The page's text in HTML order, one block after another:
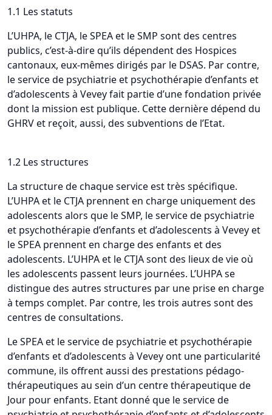
1.1 Les statuts
L’UHPA, le CTJA, le SPEA et le SMP sont des centres
publics, c’est-à-dire qu’ils dépendent des Hospices
cantonaux, eux-mêmes dirigés par le DSAS. Par contre,
le service de psychiatrie et psychothérapie d’enfants et
d’adolescents à Vevey fait partie d’une fondation privée
dont la mission est publique. Cette dernière dépend du
GHRV et reçoit, aussi, des subventions de l’Etat.
1.2 Les structures
La structure de chaque service est très spécifique.
L’UHPA et le CTJA prennent en charge uniquement des
adolescents alors que le SMP, le service de psychiatrie
et psychothérapie d’enfants et d’adolescents à Vevey et
le SPEA prennent en charge des enfants et des
adolescents. L’UHPA et le CTJA sont des lieux de vie où
les adolescents passent leurs journées. L’UHPA se
distingue des autres structures par une prise en charge
à temps complet. Par contre, les trois autres sont des
centres de consultations.
Le SPEA et le service de psychiatrie et psychothérapie
d’enfants et d’adolescents à Vevey ont une particularité
commune, ils offrent aussi des prestations pédago-
thérapeutiques au sein d’un centre thérapeutique de
Jour pour enfants. Etant donné que le service de